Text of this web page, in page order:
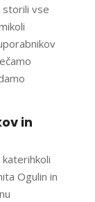
vse
in
Ogulin in